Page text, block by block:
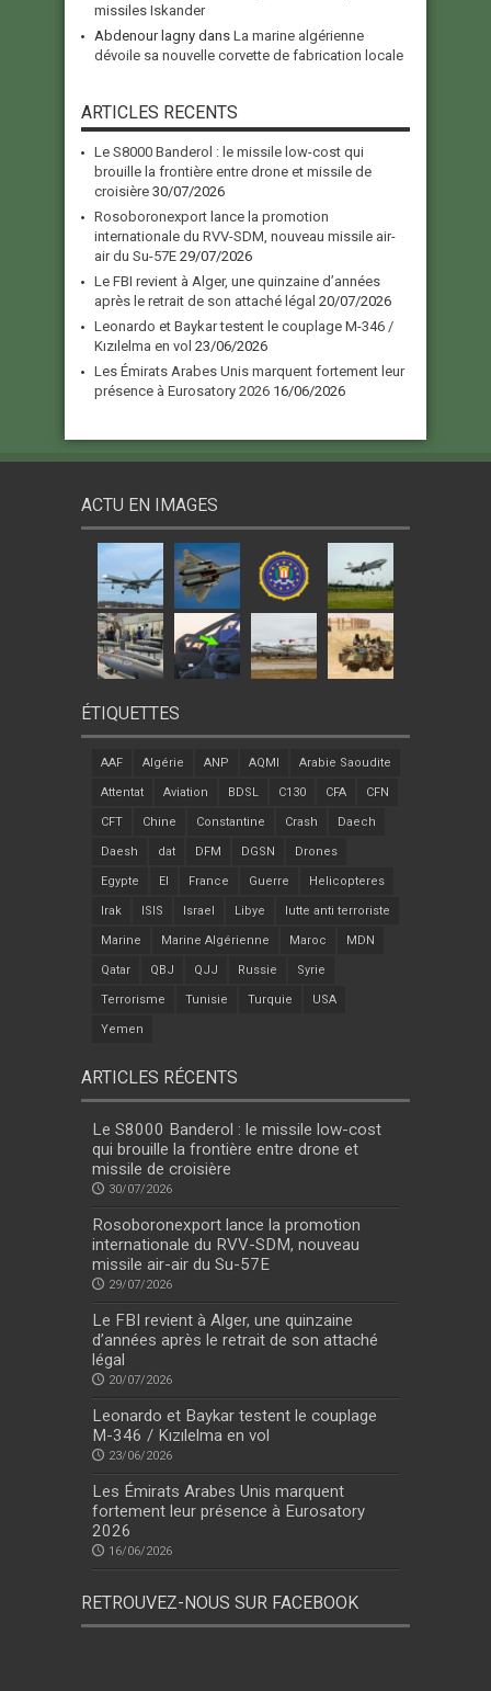
missiles Iskander
Abdenour lagny dans La marine algérienne
dévoile sa nouvelle corvette de fabrication locale
ARTICLES RECENTS
Le S8000 Banderol : le missile low-cost qui
brouille la frontière entre drone et missile de
croisière 30/07/2026
Rosoboronexport lance la promotion
internationale du RVV-SDM, nouveau missile air-
air du Su-57E 29/07/2026
Le FBI revient à Alger, une quinzaine d’années
après le retrait de son attaché légal 20/07/2026
Leonardo et Baykar testent le couplage M-346 /
Kızılelma en vol 23/06/2026
Les Émirats Arabes Unis marquent fortement leur
présence à Eurosatory 2026 16/06/2026
ACTU EN IMAGES
ÉTIQUETTES
AAF Algérie ANP AQMI Arabie Saoudite
Attentat Aviation BDSL C130 CFA CFN
CFT Chine Constantine Crash Daech
Daesh dat DFM DGSN Drones
Egypte EI France Guerre Helicopteres
Irak ISIS Israel Libye lutte anti terroriste
Marine Marine Algérienne Maroc MDN
Qatar QBJ QJJ Russie Syrie
Terrorisme Tunisie Turquie USA
Yemen
ARTICLES RÉCENTS
Le S8000 Banderol : le missile low-cost
qui brouille la frontière entre drone et
missile de croisière
30/07/2026
Rosoboronexport lance la promotion
internationale du RVV-SDM, nouveau
missile air-air du Su-57E
29/07/2026
Le FBI revient à Alger, une quinzaine
d’années après le retrait de son attaché
légal
20/07/2026
Leonardo et Baykar testent le couplage
M-346 / Kızılelma en vol
23/06/2026
Les Émirats Arabes Unis marquent
fortement leur présence à Eurosatory
2026
16/06/2026
RETROUVEZ-NOUS SUR FACEBOOK